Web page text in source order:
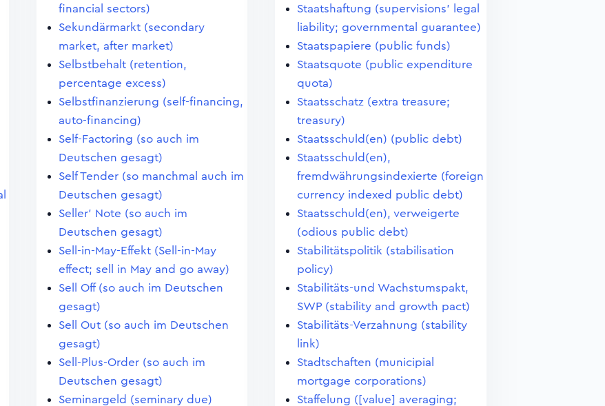
financial sectors)
Sekundärmarkt (secondary
market, after market)
Selbstbehalt (retention,
percentage excess)
Selbstfinanzierung (self-financing,
auto-financing)
Self-Factoring (so auch im
Deutschen gesagt)
Self Tender (so manchmal auch im
Deutschen gesagt)
Seller' Note (so auch im
Deutschen gesagt)
Sell-in-May-Effekt (Sell-in-May
effect; sell in May and go away)
Sell Off (so auch im Deutschen
gesagt)
Sell Out (so auch im Deutschen
gesagt)
Sell-Plus-Order (so auch im
Deutschen gesagt)
Seminargeld (seminary due)
Staatshaftung (supervisions' legal
liability; governmental guarantee)
Staatspapiere (public funds)
Staatsquote (public expenditure
quota)
Staatsschatz (extra treasure;
treasury)
Staatsschuld(en) (public debt)
Staatsschuld(en),
fremdwährungsindexierte (foreign
currency indexed public debt)
Staatsschuld(en), verweigerte
(odious public debt)
Stabilitätspolitik (stabilisation
policy)
Stabilitäts-und Wachstumspakt,
SWP (stability and growth pact)
Stabilitäts-Verzahnung (stability
link)
Stadtschaften (municipial
mortgage corporations)
Staffelung ([value] averaging;